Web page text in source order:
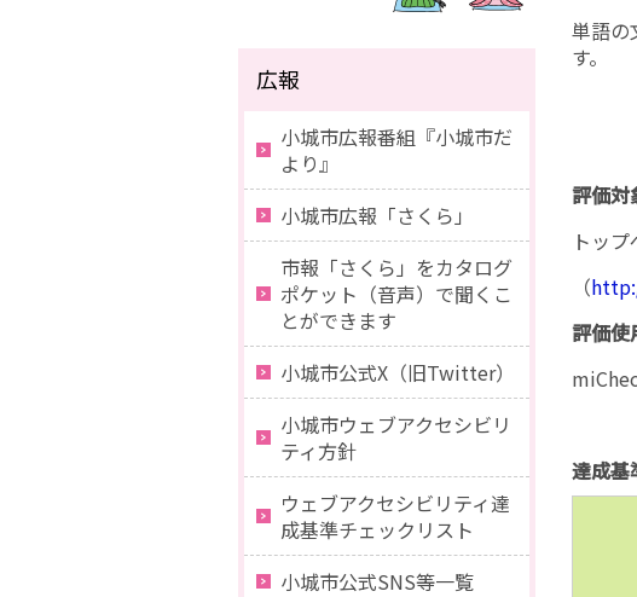
単語の
す。
評価対
トッ
（
評価使
達成基
広報
小城市広報番組『小城市だ
より』
小城市広報「さくら」
市報「さくら」をカタログ
ポケット（音声）で聞くこ
とができます
小城市公式X（旧Twitter）
小城市ウェブアクセシビリ
ティ方針
ウェブアクセシビリティ達
成基準チェックリスト
小城市公式SNS等一覧